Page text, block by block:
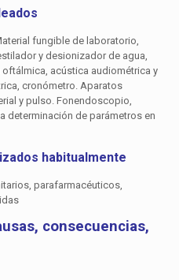
fungible de labo­ratorio,
y desio­nizador de agua,
acústica audiométrica y
cronómetro. Aparatos
y pulso. Fonendoscopio,
determinación de parámetros en
habitualmente
parafarmacéuticos,
consecuencias,